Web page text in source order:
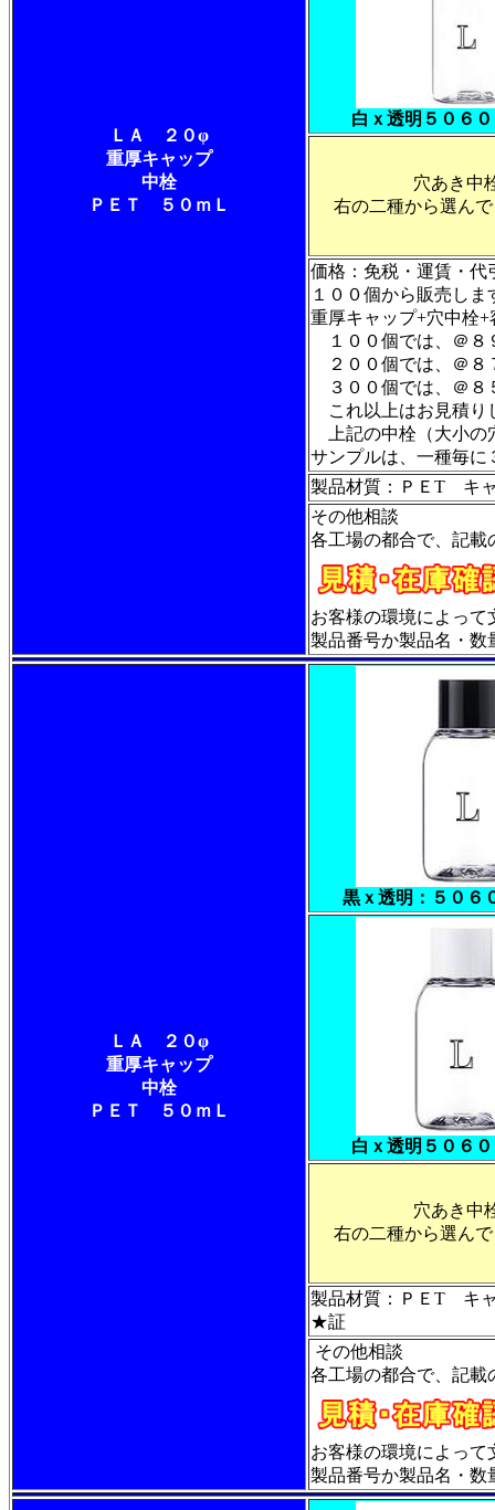
ＬＡ ２０φ
重厚キャップ
中栓
ＰＥＴ ５０ｍＬ
白ｘ透明５０６
穴あき中
右の二種から選ん
価格：免税・運賃・
１００個から販売し
重厚キャップ+穴中
１００個では、＠
２００個では、＠８
３００個では、＠
これ以上はお見積り
上記の中栓（大小の
サンプルは、一種毎
製品材質：ＰＥT キ
その他相談
各工場の都合で、記載
お客様の環境によって
製品番号か製品名・数
ＬＡ ２０φ
重厚キャップ
中栓
ＰＥＴ ５０ｍＬ
黒ｘ透明：５０６
白ｘ透明５０６
穴あき中
右の二種から選ん
製品材質：ＰＥT キ
★証
その他相談
各工場の都合で、記載
お客様の環境によって
製品番号か製品名・数